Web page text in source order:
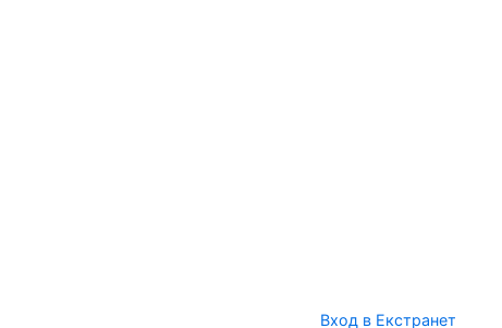
Вход в Екстранет